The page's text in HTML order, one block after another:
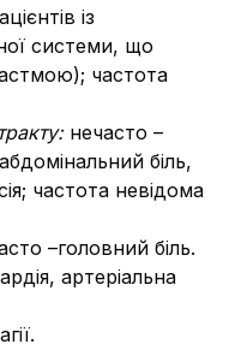
із
системи, що
частота
нечасто –
біль,
частота невідома
–головний біль.
артеріальна